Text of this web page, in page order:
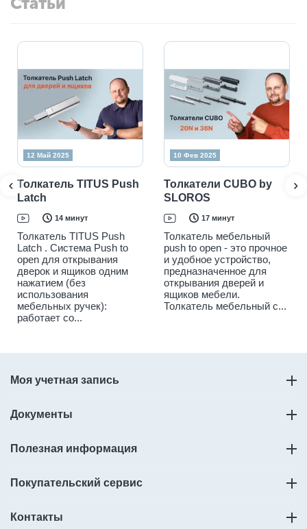
12 Май 2025
Толкатель TITUS Push
Latch
14 минут
Толкатель TITUS Push
Latch . Cистема Push to
open для открывания
дверок и ящиков одним
нажатием (без
использования
мебельных ручек):
работает со...
10 Фев 2025
Толкатели CUBO by
SLOROS
17 минут
Толкатель мебельный
push to open - это прочное
и удобное устройство,
предназначенное для
открывания дверей и
ящиков мебели.
Толкатель мебельный с...
Моя учетная запись
Документы
Полезная информация
Покупательский сервис
Контакты